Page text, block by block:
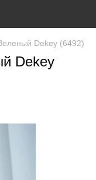
Dekey (6492)
Dekey